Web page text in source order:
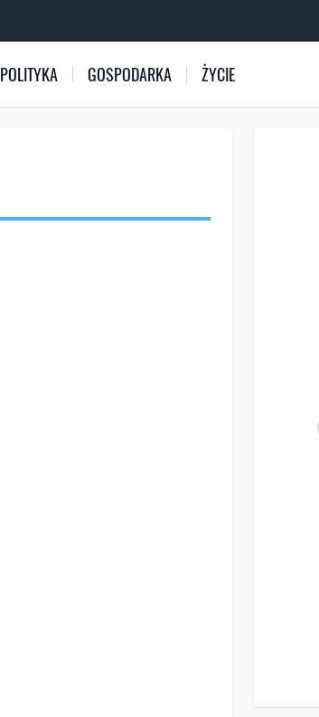
POLITYKA GOSPODARKA ŻYCIE